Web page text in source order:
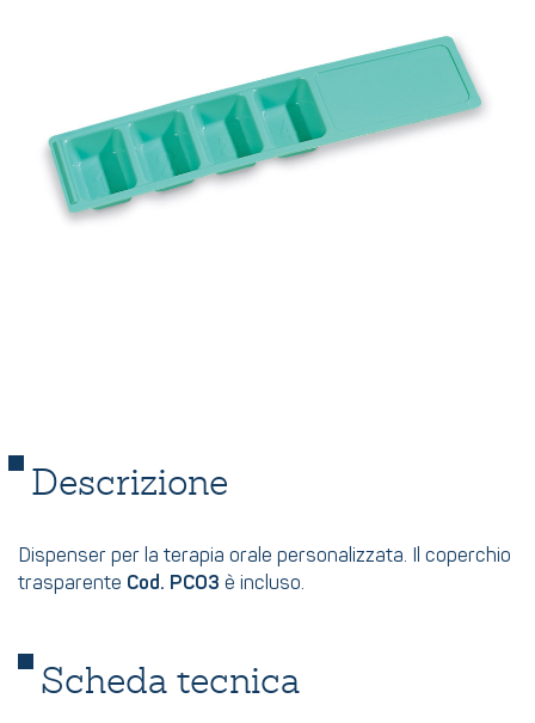
Descrizione
Dispenser per la terapia orale personalizzata. Il coperchio
trasparente Cod. PCO3 è incluso.
Scheda tecnica